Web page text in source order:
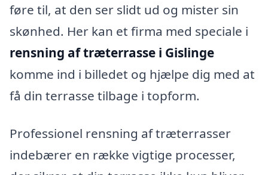
føre til, at den ser slidt ud og mister sin
skønhed. Her kan et firma med speciale i
rensning af træterrasse i Gislinge
komme ind i billedet og hjælpe dig med at
få din terrasse tilbage i topform.
Professionel rensning af træterrasser
indebærer en række vigtige processer,